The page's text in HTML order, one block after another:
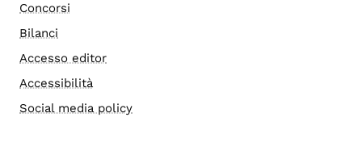
Concorsi
Bilanci
Accesso editor
Accessibilità
Social media policy